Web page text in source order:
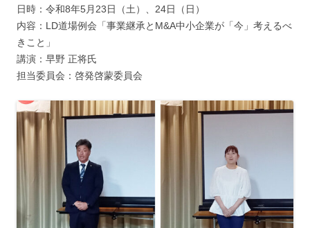
日時：令和8年5月23日（土）、24日（日）
内容：LD道場例会「事業継承とM&A中小企業が「今」考えるべ
きこと」
講演：早野 正将氏
担当委員会：啓発啓蒙委員会